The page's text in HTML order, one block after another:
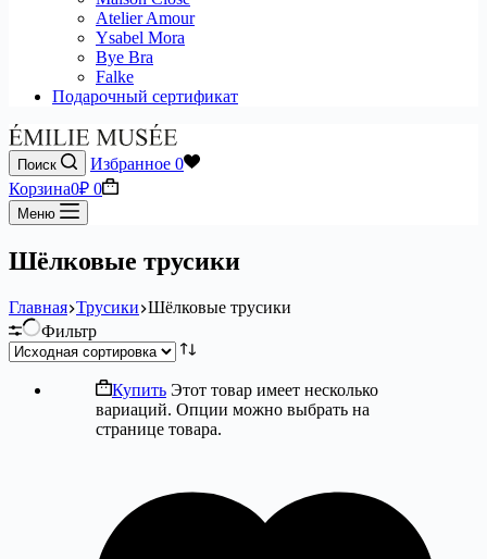
Atelier Amour
Ysabel Mora
Bye Bra
Falke
Подарочный сертификат
Поиск Избранное 0
Корзина0₽ 0
Меню
Шёлковые трусики
Главная Трусики Шёлковые трусики
Фильтр
Купить Этот товар имеет несколько
вариаций. Опции можно выбрать на
странице товара.